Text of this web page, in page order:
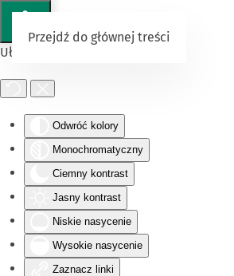
Ułatwienia dostępu
Odwróć kolory
Monochromatyczny
Ciemny kontrast
Jasny kontrast
Niskie nasycenie
Wysokie nasycenie
Zaznacz linki
Przejdź do głównej treści